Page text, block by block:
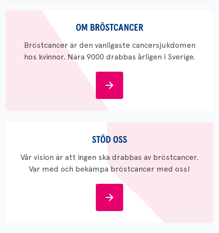
OM BRÖSTCANCER
Bröstcancer är den vanligaste cancersjukdomen
hos kvinnor. Nära 9000 drabbas årligen i Sverige.
Om
bröstcancer
STÖD OSS
Vår vision är att ingen ska drabbas av bröstcancer.
Var med och bekämpa bröstcancer med oss!
Stöd